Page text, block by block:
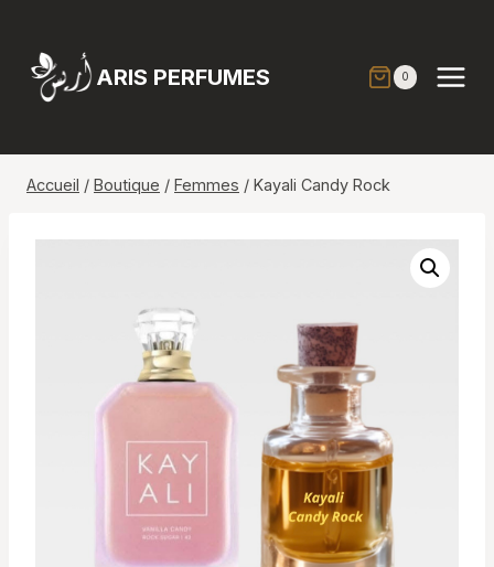
contenu
ARIS PERFUMES 0
Accueil / Boutique / Femmes / Kayali Candy Rock